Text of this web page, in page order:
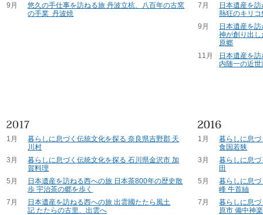
9月
悠久の手仕事を訪ねる旅 丹波立杭、八百年の古窯
の手業 丹波焼
7月
日本遺産を
熱狂のキリ
9月
日本遺産を
神が創り出
原郷
11月
日本遺産を
内随一の近
1月
暮らしに息づく伝統文化を探る 奈良県吉野郡 天
川村
3月
暮らしに息づく伝統文化を探る 石川県金沢市 加
賀料理
5月
日本遺産を訪ねる西への旅 日本茶800年の歴史散
歩 宇治茶の郷を歩く
7月
日本遺産を訪ねる西への旅 出雲國たたら風土
記 たたらの古里、出雲へ
1月
暮らしに息
食国若狭
3月
暮らしに息
田
5月
暮らしに息
峰 牛首紬
7月
暮らしに息
原市 備中神楽